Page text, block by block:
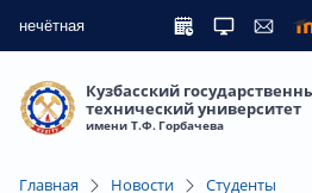
нечётная
Кузбасский
технический университет
имени Т.Ф. Горбачева
Главная Новости Студенты